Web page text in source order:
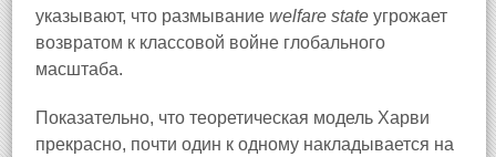
указывают, что размывание welfare state угрожает
возвратом к классовой войне глобального
масштаба.
Показательно, что теоретическая модель Харви
прекрасно, почти один к одному накладывается на